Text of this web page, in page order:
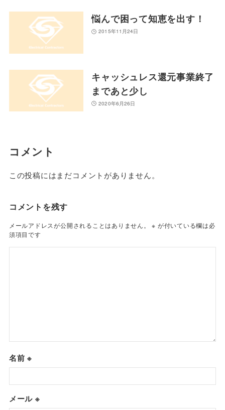
悩んで困って知恵を出す！
2015年11月24日
キャッシュレス還元事業終了
まであと少し
2020年6月26日
コメント
この投稿にはまだコメントがありません。
コメントを残す
メールアドレスが公開されることはありません。 ※ が付いている欄は必
須項目です
名前※
メール ※